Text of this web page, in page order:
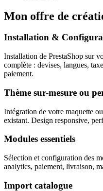
Mon offre de
Installation &
Installation de PrestaShop sur
complète : devises, langues,
paiement.
Thème sur-mesure ou
Intégration de votre maquette
existant. Design responsive,
Modules essentiels
Sélection et configuration des
analytics, paiement, livraison,
Import catalogue